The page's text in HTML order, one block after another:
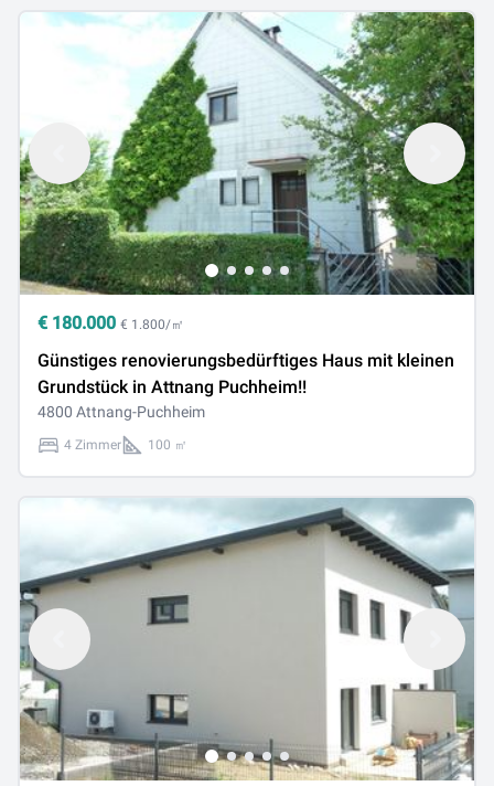
€ 180.000 € 1.800/㎡
Günstiges renovierungsbedürftiges Haus mit kleinen
Grundstück in Attnang Puchheim!!
4800 Attnang-Puchheim
4 Zimmer 100 ㎡